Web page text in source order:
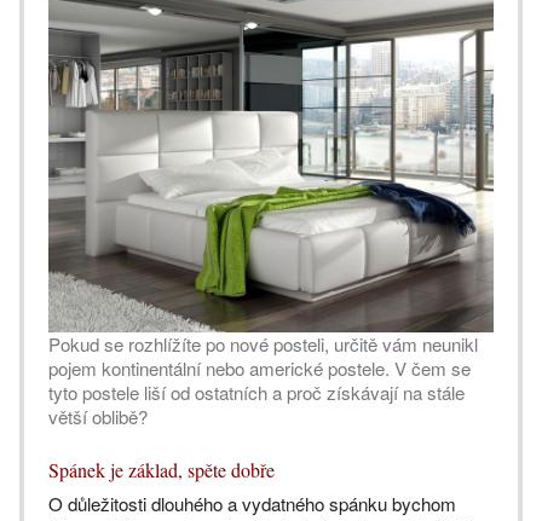
Pokud se rozhlížíte po nové posteli, určitě vám neunikl
pojem kontinentální nebo americké postele. V čem se
tyto postele liší od ostatních a proč získávají na stále
větší oblibě?
Spánek je základ, spěte dobře
O důležitosti dlouhého a vydatného spánku bychom